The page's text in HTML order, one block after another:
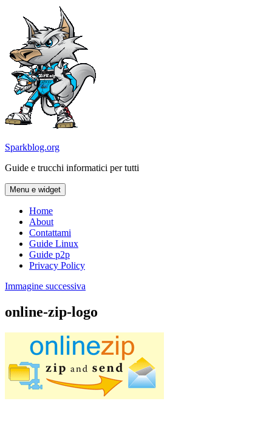
contenuto
Sparkblog.org
Guide e trucchi informatici per tutti
Menu e widget
Home
About
Contattami
Guide Linux
Guide p2p
Privacy Policy
Immagine successiva
online-zip-logo